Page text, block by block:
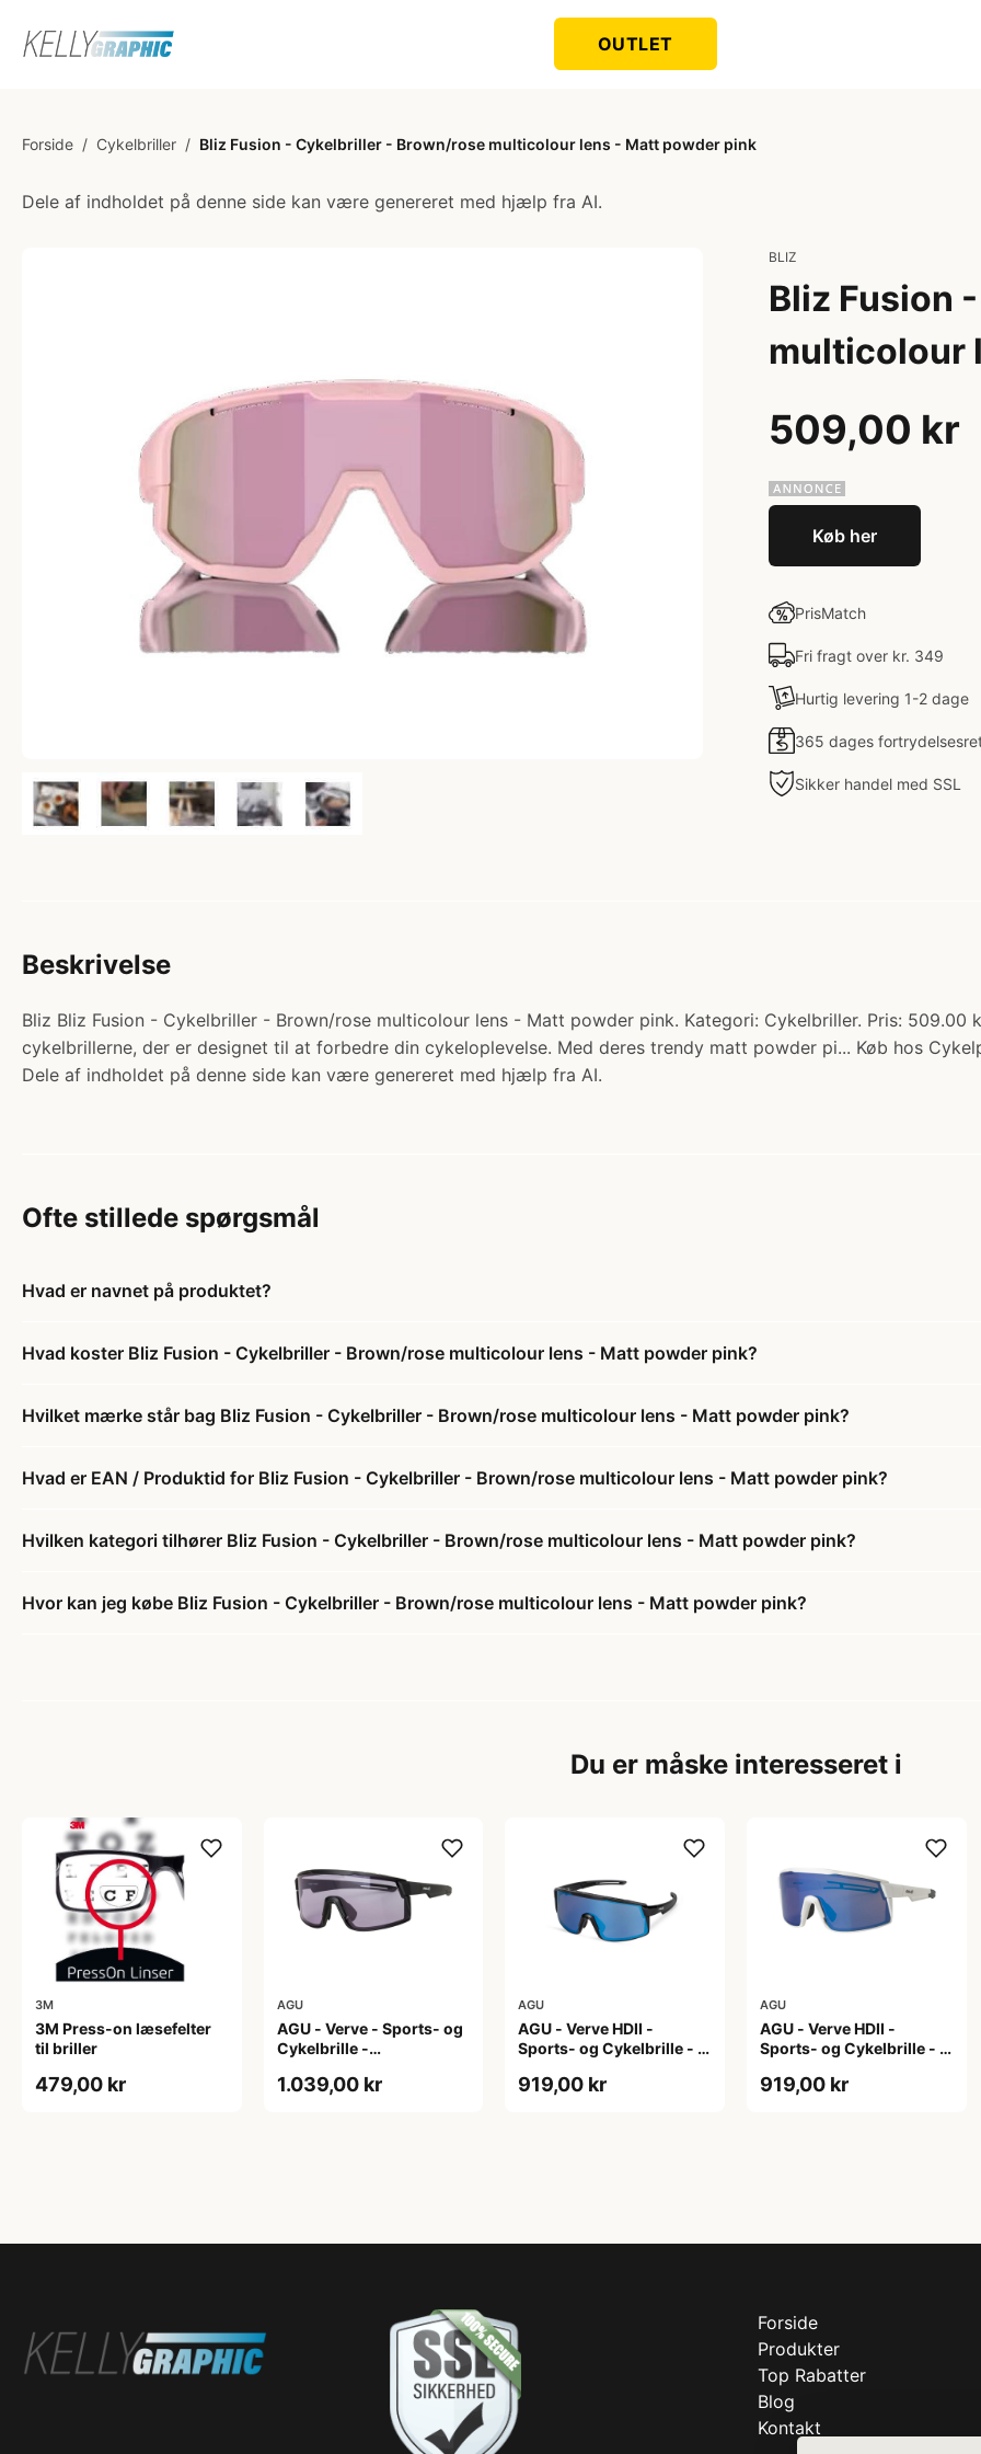
OUTLET
Forside / Cykelbriller / Bliz Fusion - Cykelbriller - Brown/rose multicolour lens - Matt powder pink
Dele af indholdet på denne side kan være genereret med hjælp fra AI.
BLIZ
Bliz Fusion
multicolour
509,00 kr
Køb her
PrisMatch
Fri fragt over kr. 349
Hurtig levering 1-2 dage
365 dages
Sikker handel med SSL
Beskrivelse
Bliz Bliz Fusion - Cykelbriller - Brown/rose multicolour lens - Matt powder pink. Kategori: Cykelbriller. Pris:
cykelbrillerne, der er designet til at forbedre din cykeloplevelse. Med deres trendy matt powder pi... Køb hos
Dele af indholdet på denne side kan være genereret med hjælp fra AI.
Ofte stillede spørgsmål
Hvad er navnet på produktet?
Hvad koster Bliz Fusion - Cykelbriller - Brown/rose multicolour lens - Matt powder pink?
Hvilket mærke står bag Bliz Fusion - Cykelbriller - Brown/rose multicolour lens - Matt powder pink?
Hvad er EAN / Produktid for Bliz Fusion - Cykelbriller - Brown/rose multicolour lens - Matt powder pink?
Hvilken kategori tilhører Bliz Fusion - Cykelbriller - Brown/rose multicolour lens - Matt powder pink?
Hvor kan jeg købe Bliz Fusion - Cykelbriller - Brown/rose multicolour lens - Matt powder pink?
Du er måske interesseret i
3M
3M Press-on læsefelter
til briller
479,00 kr
AGU
AGU - Verve - Sports- og
Cykelbrille -
Sort
1.039,00 kr
AGU
AGU - Verve HDII -
Sports- og Cykelbrille - 3
919,00 kr
AGU
AGU - Verve HDII -
Sports- og Cykelbrille - 3
919,00 kr
Forside
Produkter
Top Rabatter
Blog
Kontakt